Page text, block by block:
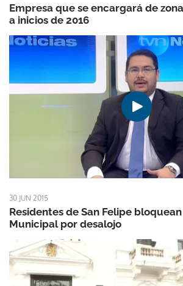
Empresa que se encargará de
a inicios de 2016
30 JUN 2015
Residentes de San Felipe
Municipal por desalojo